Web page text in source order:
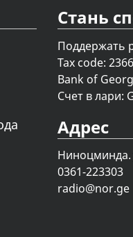
Стань
Поддержать
Tax code:
Bank of
Счет в лари:
Адрес
Ниноцминда.
0361-223303
radio@nor.ge